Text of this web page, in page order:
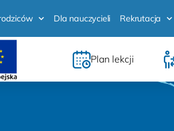
Dla nauczycieli Rekrutacja
Plan lekcji